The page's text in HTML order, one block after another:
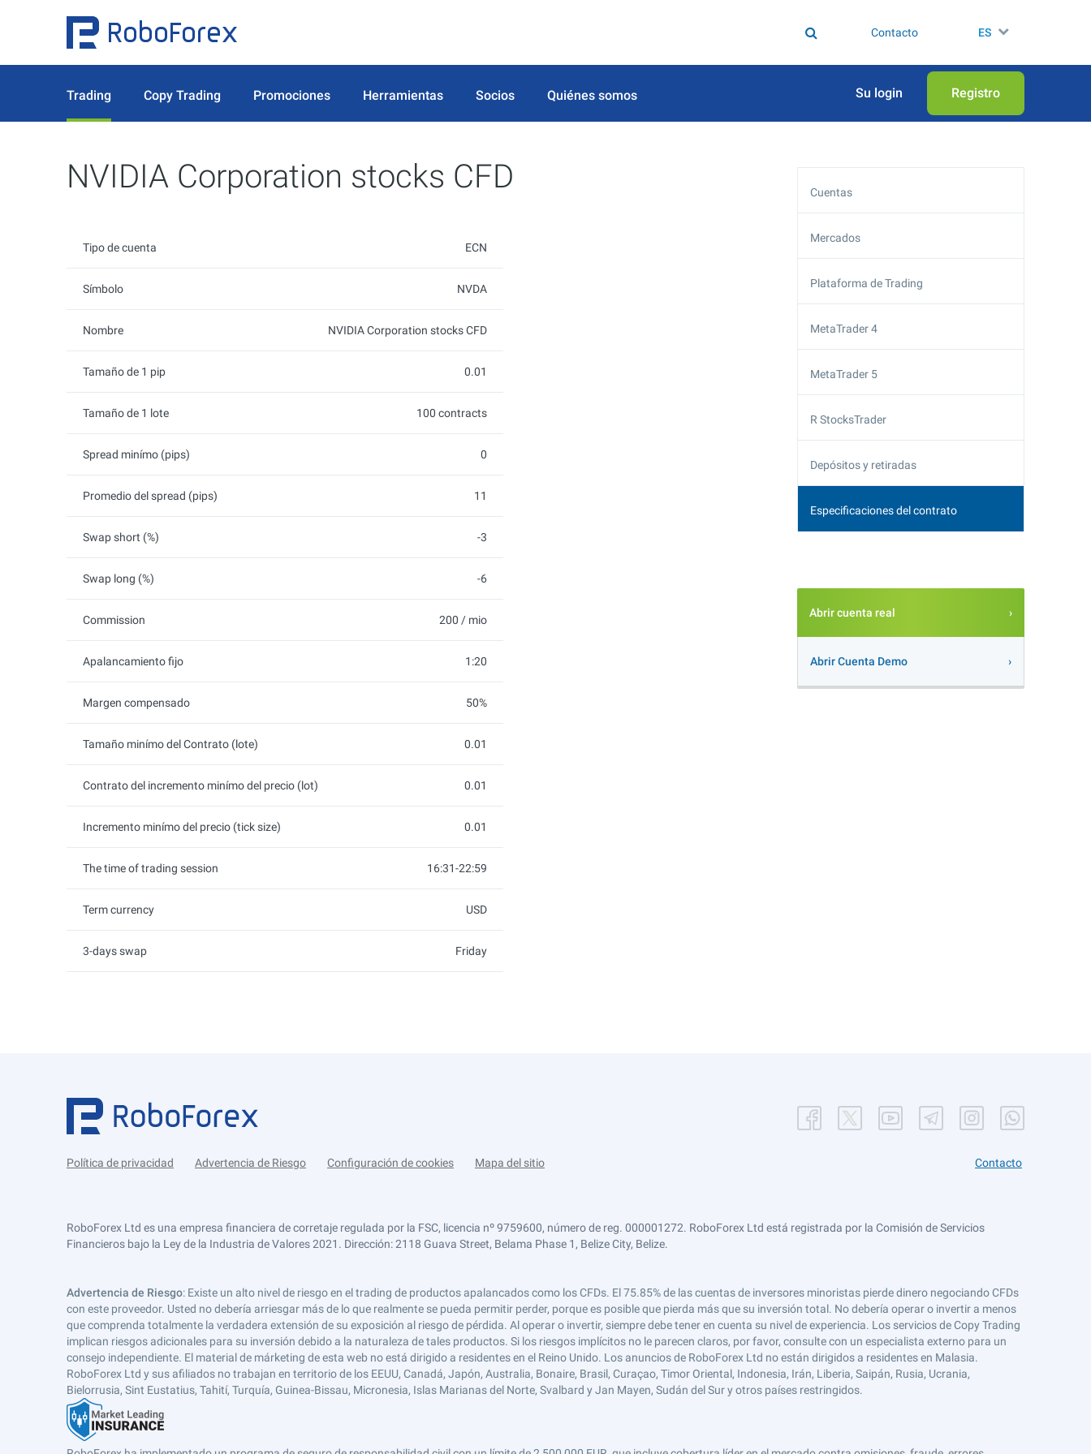
Contacto ES
Trading Copy Trading Promociones Herramientas Socios Quiénes somos Su login Registro
NVIDIA Corporation stocks CFD
Tipo de cuenta ECN
Símbolo NVDA
Nombre NVIDIA Corporation stocks CFD
Tamaño de 1 pip 0.01
Tamaño de 1 lote 100 contracts
Spread minímo (pips) 0
Promedio del spread (pips) 11
Swap short (%) -3
Swap long (%) -6
Commission 200 / mio
Apalancamiento fijo 1:20
Margen compensado 50%
Tamaño minímo del Contrato (lote) 0.01
Contrato del incremento minímo del precio (lot) 0.01
Incremento minímo del precio (tick size) 0.01
The time of trading session 16:31-22:59
Term currency USD
3-days swap Friday
Cuentas
Mercados
Plataforma de Trading
MetaTrader 4
MetaTrader 5
R StocksTrader
Depósitos y retiradas
Especificaciones del contrato
Abrir cuenta real
Abrir Cuenta Demo
Política de privacidad Advertencia de Riesgo Configuración de cookies Mapa del sitio Contacto
RoboForex Ltd es una empresa financiera de corretaje regulada por la FSC, licencia nº 9759600, número de reg. 000001272. RoboForex Ltd está registrada por la Comisión de Servicios
Financieros bajo la Ley de la Industria de Valores 2021. Dirección: 2118 Guava Street, Belama Phase 1, Belize City, Belize.
Advertencia de Riesgo: Existe un alto nivel de riesgo en el trading de productos apalancados como los CFDs. El 75.85% de las cuentas de inversores minoristas pierde dinero negociando CFDs
con este proveedor. Usted no debería arriesgar más de lo que realmente se pueda permitir perder, porque es posible que pierda más que su inversión total. No debería operar o invertir a menos
que comprenda totalmente la verdadera extensión de su exposición al riesgo de pérdida. Al operar o invertir, siempre debe tener en cuenta su nivel de experiencia. Los servicios de Copy Trading
implican riesgos adicionales para su inversión debido a la naturaleza de tales productos. Si los riesgos implícitos no le parecen claros, por favor, consulte con un especialista externo para un
consejo independiente. El material de márketing de esta web no está dirigido a residentes en el Reino Unido. Los anuncios de RoboForex Ltd no están dirigidos a residentes en Malasia.
RoboForex Ltd y sus afiliados no trabajan en territorio de los EEUU, Canadá, Japón, Australia, Bonaire, Brasil, Curaçao, Timor Oriental, Indonesia, Irán, Liberia, Saipán, Rusia, Ucrania,
Bielorrusia, Sint Eustatius, Tahití, Turquía, Guinea-Bissau, Micronesia, Islas Marianas del Norte, Svalbard y Jan Mayen, Sudán del Sur y otros países restringidos.